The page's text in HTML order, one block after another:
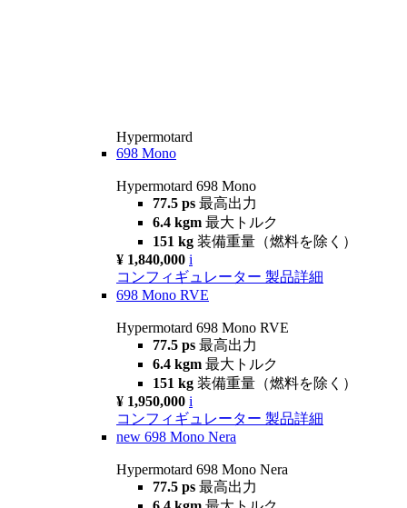
Hypermotard
698 Mono
Hypermotard 698 Mono
77.5 ps 最高出力
6.4 kgm 最大トルク
151 kg 装備重量（燃料を除く）
¥ 1,840,000 i
コンフィギュレーター 製品詳細
698 Mono RVE
Hypermotard 698 Mono RVE
77.5 ps 最高出力
6.4 kgm 最大トルク
151 kg 装備重量（燃料を除く）
¥ 1,950,000 i
コンフィギュレーター 製品詳細
new 698 Mono Nera
Hypermotard 698 Mono Nera
77.5 ps 最高出力